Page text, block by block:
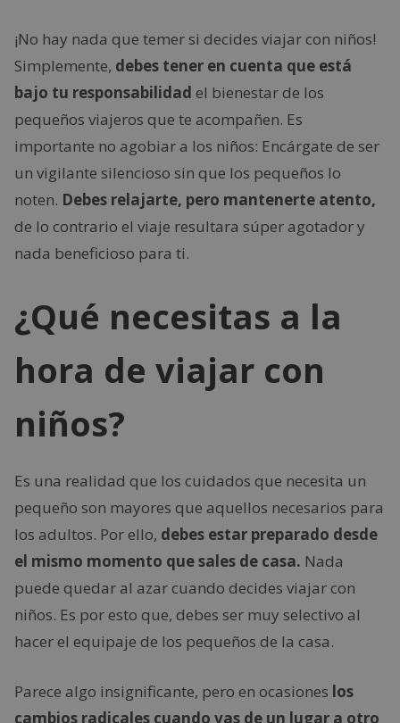
¡No hay nada que temer si decides viajar con niños!
Simplemente, debes tener en cuenta que está
bajo tu responsabilidad el bienestar de los
pequeños viajeros que te acompañen. Es
importante no agobiar a los niños: Encárgate de ser
un vigilante silencioso sin que los pequeños lo
noten. Debes relajarte, pero mantenerte atento,
de lo contrario el viaje resultara súper agotador y
nada beneficioso para ti.
¿Qué necesitas a la
hora de viajar con
niños?
Es una realidad que los cuidados que necesita un
pequeño son mayores que aquellos necesarios para
los adultos. Por ello, debes estar preparado desde
el mismo momento que sales de casa. Nada
puede quedar al azar cuando decides viajar con
niños. Es por esto que, debes ser muy selectivo al
hacer el equipaje de los pequeños de la casa.
Parece algo insignificante, pero en ocasiones los
cambios radicales cuando vas de un lugar a otro